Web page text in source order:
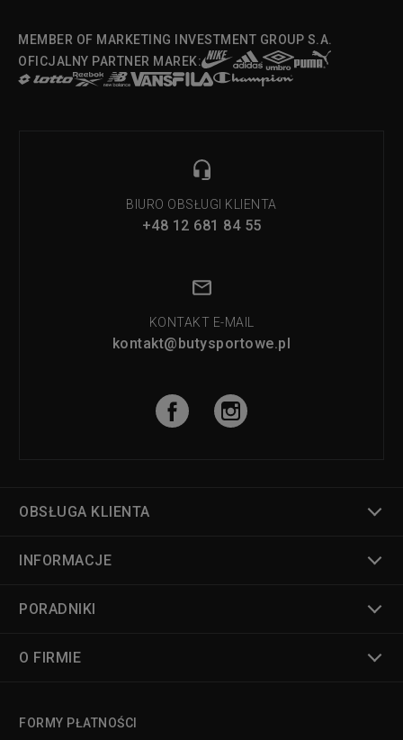
MEMBER OF MARKETING INVESTMENT GROUP S.A.
OFICJALNY PARTNER MAREK:
BIURO OBSŁUGI KLIENTA
+48 12 681 84 55
KONTAKT E-MAIL
kontakt@butysportowe.pl
OBSŁUGA KLIENTA
INFORMACJE
PORADNIKI
O FIRMIE
FORMY PŁATNOŚCI